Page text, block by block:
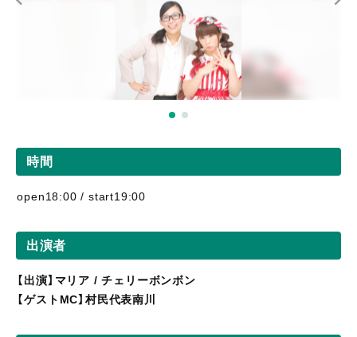
時間
open18:00 / start19:00
出演者
【出演】マリア / チェリーボンボン
【ゲストMC】村民代表南川